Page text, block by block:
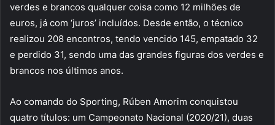
verdes e brancos qualquer coisa como 12 milhões de
euros, já com ‘juros’ incluídos. Desde então, o técnico
realizou 208 encontros, tendo vencido 145, empatado 32
e perdido 31, sendo uma das grandes figuras dos verdes e
brancos nos últimos anos.
Ao comando do Sporting, Rúben Amorim conquistou
quatro títulos: um Campeonato Nacional (2020/21), duas